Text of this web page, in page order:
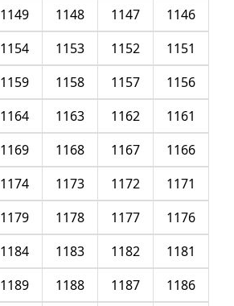
1146
1147
1148
1149
1151
1152
1153
1154
1156
1157
1158
1159
1161
1162
1163
1164
1166
1167
1168
1169
1171
1172
1173
1174
1176
1177
1178
1179
1181
1182
1183
1184
1186
1187
1188
1189